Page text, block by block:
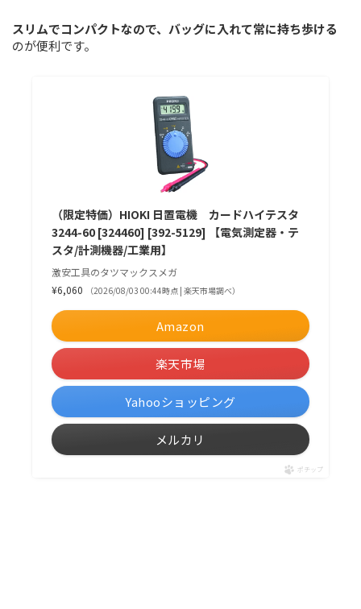
スリムでコンパクトなので、バッグに入れて常に持ち歩ける
のが便利です。
（限定特価）HIOKI 日置電機 カードハイテスタ
3244-60 [324460] [392-5129] 【電気測定器・テ
スタ/計測機器/工業用】
激安工具のタツマックスメガ
¥6,060
（2026/08/03 00:44時点 | 楽天市場調べ）
Amazon
楽天市場
Yahooショッピング
メルカリ
ポチップ